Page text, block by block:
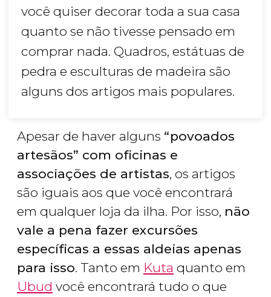
você quiser decorar toda a sua casa
quanto se não tivesse pensado em
comprar nada. Quadros, estátuas de
pedra e esculturas de madeira são
alguns dos artigos mais populares.
Apesar de haver alguns “povoados
artesãos” com oficinas e
associações de artistas, os artigos
são iguais aos que você encontrará
em qualquer loja da ilha. Por isso, não
vale a pena fazer excursões
específicas a essas aldeias apenas
para isso. Tanto em Kuta quanto em
Ubud você encontrará tudo o que